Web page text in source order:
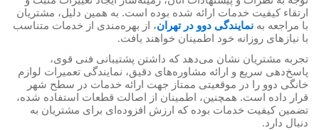
ارتقاء کیفیت خدمات ارائه شده بوده است. به همین دلیل، مشتریان
با مراجعه به نمایندگی دوو در تهران، از بهره‌مندی از خدمات متناسب
با نیازهای روزانه خود اطمینان خواهند یافت.
تجربه مشتریان نشان می‌دهد که داشتن پشتیبانی فنی قوی،
پاسخ‌دهی سریع و ارائه مشاوره‌های دقیق، نمایندگی تعمیرات لوازم
خانگی دوو را در موقعیتی ممتاز جهت ارائه خدمات در سطح شهر
قرار داده است. همچنین، اطمینان از اصالت قطعات استفاده شده،
تضمین کیفیت خدمات بوده که ارزش افزوده‌ای برای مشتریان به
دنبال دارد.